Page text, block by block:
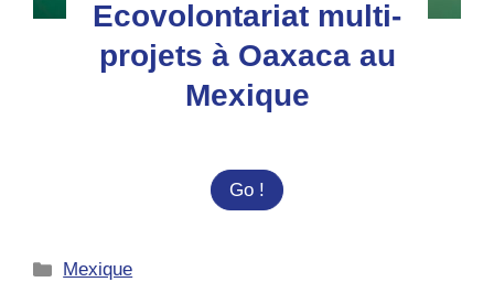
Ecovolontariat multi-
projets à Oaxaca au
Mexique
Go ! Ecovolontariat
multi-
Catégories
Mexique